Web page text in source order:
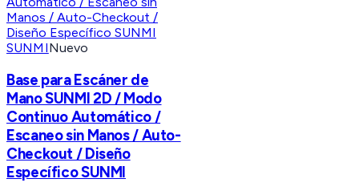
SUNMINuevo
Base para Escáner de
Mano SUNMI 2D / Modo
Continuo Automático /
Escaneo sin Manos / Auto-
Checkout / Diseño
Específico SUNMI